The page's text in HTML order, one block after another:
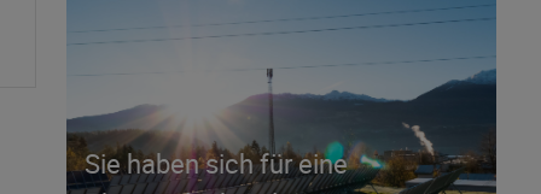
Sie haben sich für eine